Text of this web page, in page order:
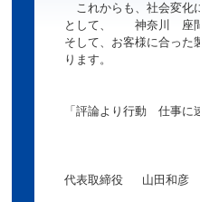
これからも、社会変化
として、 神奈川 座間
そして、お客様に合った
ります。
「評論より行動 仕事に
代表取締役 山田和彦